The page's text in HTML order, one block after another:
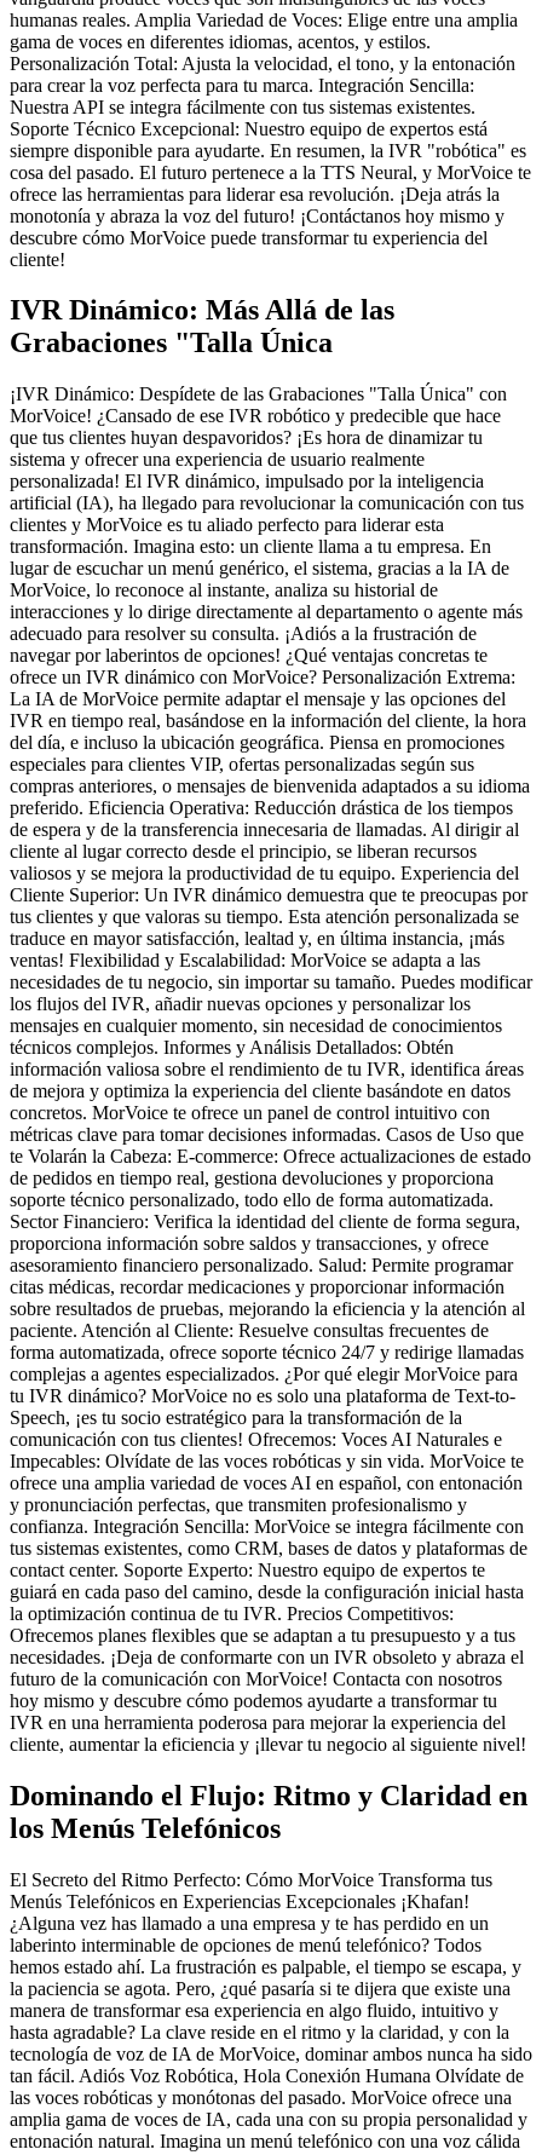
humanas reales. Amplia Variedad de Voces: Elige entre una amplia
gama de voces en diferentes idiomas, acentos, y estilos.
Personalización Total: Ajusta la velocidad, el tono, y la entonación
para crear la voz perfecta para tu marca. Integración Sencilla:
Nuestra API se integra fácilmente con tus sistemas existentes.
Soporte Técnico Excepcional: Nuestro equipo de expertos está
siempre disponible para ayudarte. En resumen, la IVR "robótica" es
cosa del pasado. El futuro pertenece a la TTS Neural, y MorVoice te
ofrece las herramientas para liderar esa revolución. ¡Deja atrás la
monotonía y abraza la voz del futuro! ¡Contáctanos hoy mismo y
descubre cómo MorVoice puede transformar tu experiencia del
cliente!
IVR Dinámico: Más Allá de las
Grabaciones "Talla Única
¡IVR Dinámico: Despídete de las Grabaciones "Talla Única" con
MorVoice! ¿Cansado de ese IVR robótico y predecible que hace
que tus clientes huyan despavoridos? ¡Es hora de dinamizar tu
sistema y ofrecer una experiencia de usuario realmente
personalizada! El IVR dinámico, impulsado por la inteligencia
artificial (IA), ha llegado para revolucionar la comunicación con tus
clientes y MorVoice es tu aliado perfecto para liderar esta
transformación. Imagina esto: un cliente llama a tu empresa. En
lugar de escuchar un menú genérico, el sistema, gracias a la IA de
MorVoice, lo reconoce al instante, analiza su historial de
interacciones y lo dirige directamente al departamento o agente más
adecuado para resolver su consulta. ¡Adiós a la frustración de
navegar por laberintos de opciones! ¿Qué ventajas concretas te
ofrece un IVR dinámico con MorVoice? Personalización Extrema:
La IA de MorVoice permite adaptar el mensaje y las opciones del
IVR en tiempo real, basándose en la información del cliente, la hora
del día, e incluso la ubicación geográfica. Piensa en promociones
especiales para clientes VIP, ofertas personalizadas según sus
compras anteriores, o mensajes de bienvenida adaptados a su idioma
preferido. Eficiencia Operativa: Reducción drástica de los tiempos
de espera y de la transferencia innecesaria de llamadas. Al dirigir al
cliente al lugar correcto desde el principio, se liberan recursos
valiosos y se mejora la productividad de tu equipo. Experiencia del
Cliente Superior: Un IVR dinámico demuestra que te preocupas por
tus clientes y que valoras su tiempo. Esta atención personalizada se
traduce en mayor satisfacción, lealtad y, en última instancia, ¡más
ventas! Flexibilidad y Escalabilidad: MorVoice se adapta a las
necesidades de tu negocio, sin importar su tamaño. Puedes modificar
los flujos del IVR, añadir nuevas opciones y personalizar los
mensajes en cualquier momento, sin necesidad de conocimientos
técnicos complejos. Informes y Análisis Detallados: Obtén
información valiosa sobre el rendimiento de tu IVR, identifica áreas
de mejora y optimiza la experiencia del cliente basándote en datos
concretos. MorVoice te ofrece un panel de control intuitivo con
métricas clave para tomar decisiones informadas. Casos de Uso que
te Volarán la Cabeza: E-commerce: Ofrece actualizaciones de estado
de pedidos en tiempo real, gestiona devoluciones y proporciona
soporte técnico personalizado, todo ello de forma automatizada.
Sector Financiero: Verifica la identidad del cliente de forma segura,
proporciona información sobre saldos y transacciones, y ofrece
asesoramiento financiero personalizado. Salud: Permite programar
citas médicas, recordar medicaciones y proporcionar información
sobre resultados de pruebas, mejorando la eficiencia y la atención al
paciente. Atención al Cliente: Resuelve consultas frecuentes de
forma automatizada, ofrece soporte técnico 24/7 y redirige llamadas
complejas a agentes especializados. ¿Por qué elegir MorVoice para
tu IVR dinámico? MorVoice no es solo una plataforma de Text-to-
Speech, ¡es tu socio estratégico para la transformación de la
comunicación con tus clientes! Ofrecemos: Voces AI Naturales e
Impecables: Olvídate de las voces robóticas y sin vida. MorVoice te
ofrece una amplia variedad de voces AI en español, con entonación
y pronunciación perfectas, que transmiten profesionalismo y
confianza. Integración Sencilla: MorVoice se integra fácilmente con
tus sistemas existentes, como CRM, bases de datos y plataformas de
contact center. Soporte Experto: Nuestro equipo de expertos te
guiará en cada paso del camino, desde la configuración inicial hasta
la optimización continua de tu IVR. Precios Competitivos:
Ofrecemos planes flexibles que se adaptan a tu presupuesto y a tus
necesidades. ¡Deja de conformarte con un IVR obsoleto y abraza el
futuro de la comunicación con MorVoice! Contacta con nosotros
hoy mismo y descubre cómo podemos ayudarte a transformar tu
IVR en una herramienta poderosa para mejorar la experiencia del
cliente, aumentar la eficiencia y ¡llevar tu negocio al siguiente nivel!
Dominando el Flujo: Ritmo y Claridad en
los Menús Telefónicos
El Secreto del Ritmo Perfecto: Cómo MorVoice Transforma tus
Menús Telefónicos en Experiencias Excepcionales ¡Khafan!
¿Alguna vez has llamado a una empresa y te has perdido en un
laberinto interminable de opciones de menú telefónico? Todos
hemos estado ahí. La frustración es palpable, el tiempo se escapa, y
la paciencia se agota. Pero, ¿qué pasaría si te dijera que existe una
manera de transformar esa experiencia en algo fluido, intuitivo y
hasta agradable? La clave reside en el ritmo y la claridad, y con la
tecnología de voz de IA de MorVoice, dominar ambos nunca ha sido
tan fácil. Adiós Voz Robótica, Hola Conexión Humana Olvídate de
las voces robóticas y monótonas del pasado. MorVoice ofrece una
amplia gama de voces de IA, cada una con su propia personalidad y
entonación natural. Imagina un menú telefónico con una voz cálida